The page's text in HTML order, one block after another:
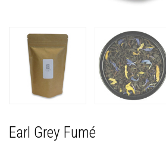
Earl Grey Fumé